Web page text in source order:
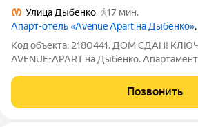
Улица Дыбенко
17 мин.
Апарт-отель «Avenue Apart на Дыбенко»
Код объекта: 2180441. ДОМ СДАН!
AVENUE-APART на Дыбенко.
Петербурга, состоящая из 5
комфорт дома клубного уровня и
Позвонить